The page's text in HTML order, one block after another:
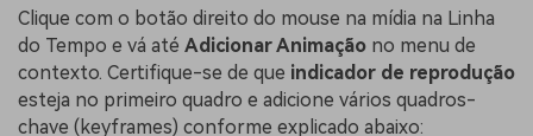
Clique com o botão direito do mouse na mídia na Linha
do Tempo e vá até Adicionar Animação no menu de
contexto. Certifique-se de que indicador de reprodução
esteja no primeiro quadro e adicione vários quadros-
chave (keyframes) conforme explicado abaixo: